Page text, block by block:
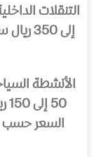
إلى
الأنشطة
السعر حسب